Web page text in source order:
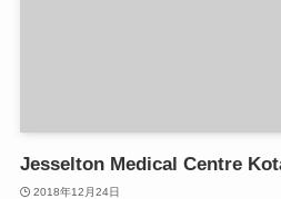
Jesselton Medical Centre
2018年12月24日